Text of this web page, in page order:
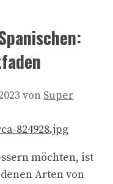
von Super
möchten, ist
Arten von